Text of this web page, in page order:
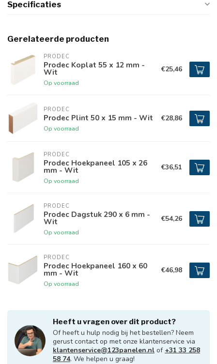
Specificaties
Gerelateerde producten
PRODEC
Prodec Koplat 55 x 12 mm -
Wit
Op voorraad
€25,46
PRODEC
Prodec Plint 50 x 15 mm - Wit
Op voorraad
€28,86
PRODEC
Prodec Hoekpaneel 105 x 26
mm - Wit
Op voorraad
€36,51
PRODEC
Prodec Dagstuk 290 x 6 mm -
Wit
Op voorraad
€54,26
PRODEC
Prodec Hoekpaneel 160 x 60
mm - Wit
Op voorraad
€46,98
Heeft u vragen over dit product?
Of heeft u hulp nodig bij het bestellen? Neem
gerust contact op met onze klantenservice via
klantenservice@123panelen.nl of +31 33 258
58 74. We helpen u graag!